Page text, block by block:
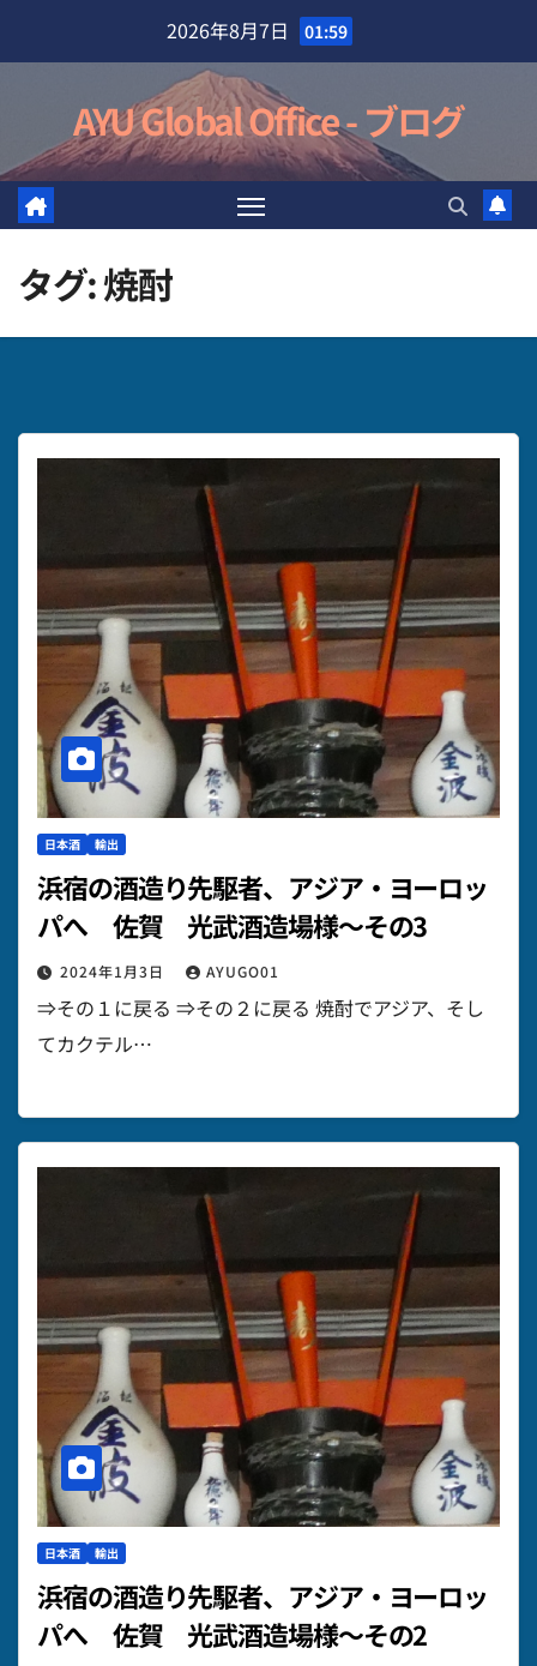
2026年8月7日 01:59
AYU Global Office - ブログ
タグ:焼酎
日本酒 輸出
浜宿の酒造り先駆者、アジア・ヨーロッ
パへ 佐賀 光武酒造場様～その3
2024年1月3日 AYUGO01
⇒その１に戻る ⇒その２に戻る 焼酎でアジア、そし
てカクテル…
日本酒 輸出
浜宿の酒造り先駆者、アジア・ヨーロッ
パへ 佐賀 光武酒造場様～その2